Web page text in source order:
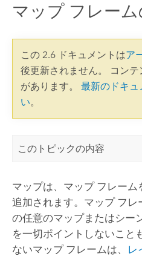
マップ フレー
この 2.6 ドキュメントはア
後更新されません。 コン
があります。 最新のドキュ
い。
このトピックの内容
マップは、マップ フレー
追加されます。マップ フ
の任意のマップまたはシー
を一切ポイントしないこと
ないマップ フレームは、
レ